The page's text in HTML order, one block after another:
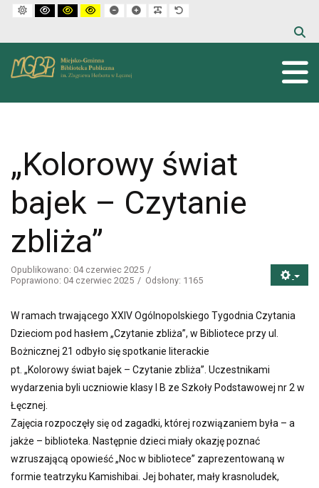
Default mode
High contrast black white mode
High contrast black yellow mode
High contrast yellow black mode
Set smaller font
Set larger font
Make font more readable
„Kolorowy świat
bajek – Czytanie
zbliża”
Opublikowano: 04 czerwiec 2025
Poprawiono: 04 czerwiec 2025
Odsłony: 1165
W ramach trwającego XXIV Ogólnopolskiego Tygodnia Czytania
Dzieciom pod hasłem „Czytanie zbliża”, w Bibliotece przy ul.
Bożnicznej 21 odbyło się spotkanie literackie
pt. „Kolorowy świat bajek – Czytanie zbliża”. Uczestnikami
wydarzenia byli uczniowie klasy I B ze Szkoły Podstawowej nr 2 w
Łęcznej.
Zajęcia rozpoczęły się od zagadki, której rozwiązaniem była – a
jakże – biblioteka. Następnie dzieci miały okazję poznać
wzruszającą opowieść „Noc w bibliotece” zaprezentowaną w
formie teatrzyku Kamishibai. Jej bohater, mały krasnoludek,